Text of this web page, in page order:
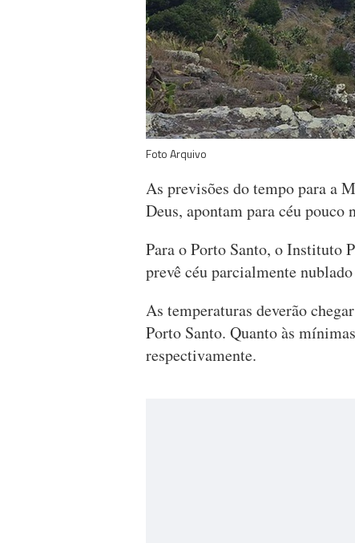
Foto Arquivo
As previsões do tempo para a
Deus, apontam para céu pouco
Para o Porto Santo, o Instituto
prevê céu parcialmente
As temperaturas deverão
Porto Santo. Quanto às
respectivamente.